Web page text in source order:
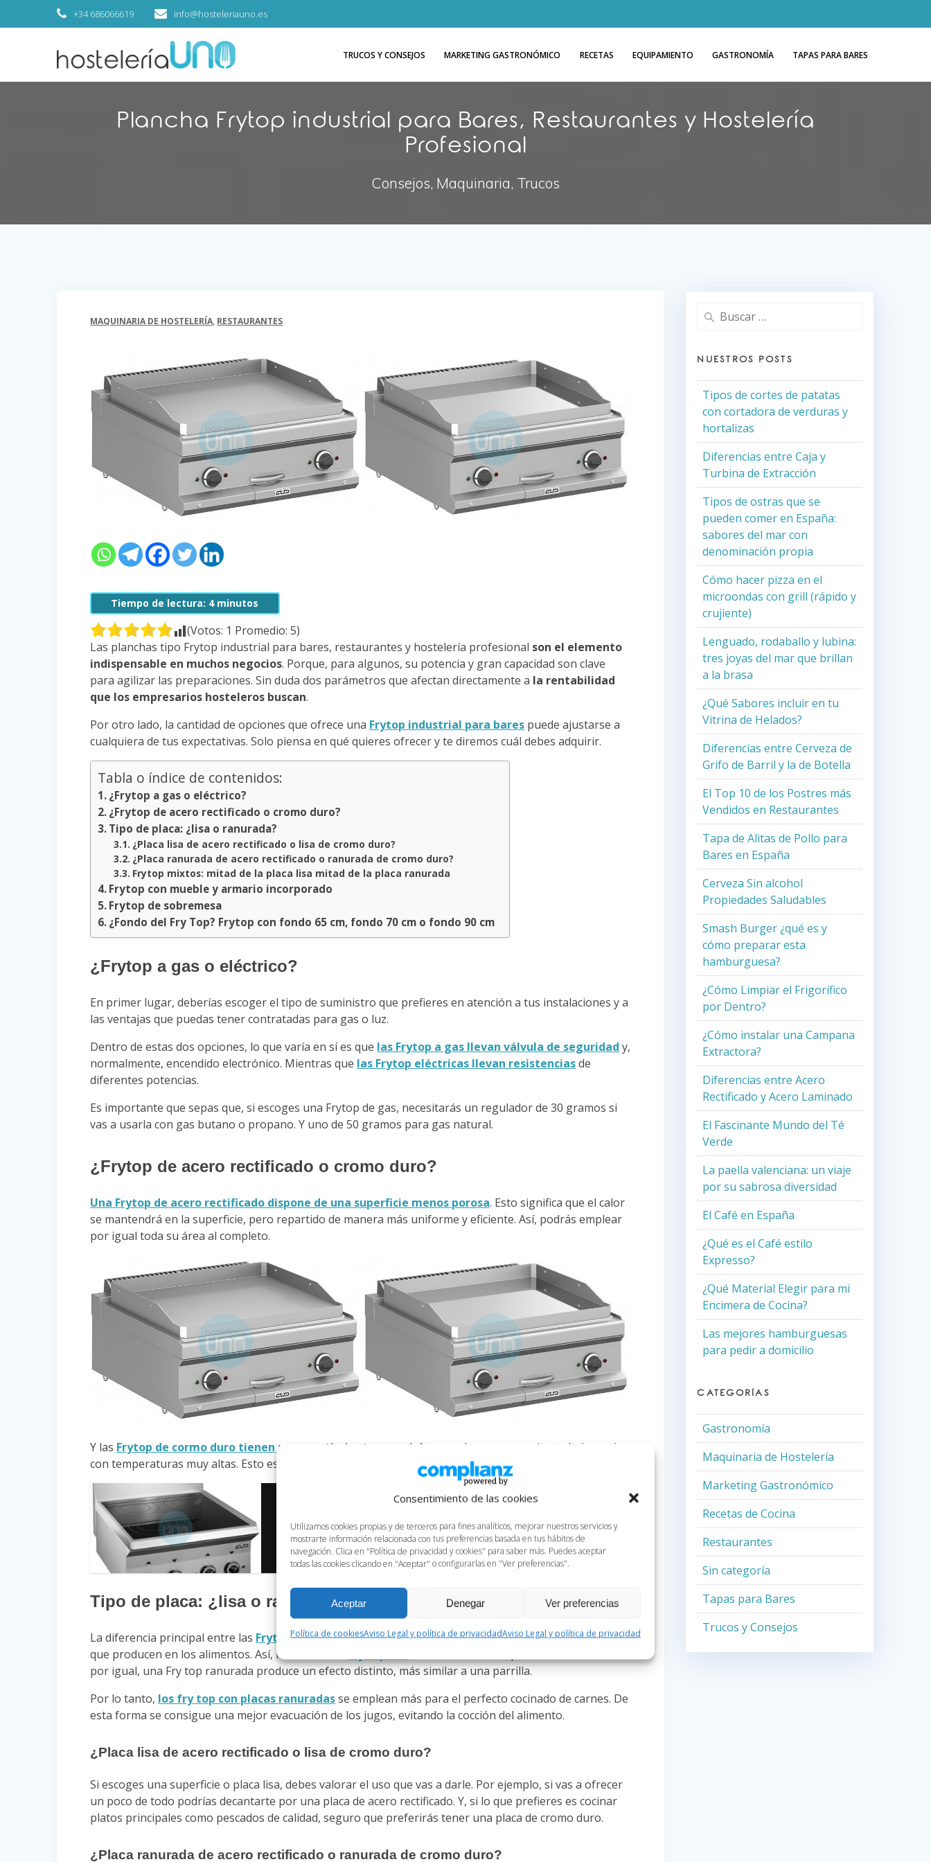
Consentimiento de las cookies
Utilizamos cookies propias y de terceros para fines analíticos, mejorar nuestros servicios y
mostrarte información relacionada con tus preferencias basada en tus hábitos de
navegación. Clica en "Política de privacidad y cookies" para saber más. Puedes aceptar
todas las cookies clicando en "Aceptar" o configurarlas en "Ver preferencias".
Aceptar Denegar Ver preferencias
Política de cookiesAviso Legal y política de privacidadAviso Legal y política de privacidad
+34 686066619 info@hosteleriauno.es
TRUCOS Y CONSEJOS MARKETING GASTRONÓMICO RECETAS EQUIPAMIENTO GASTRONOMÍA TAPAS PARA BARES
Plancha Frytop industrial para Bares, Restaurantes y Hostelería
Profesional
Consejos, Maquinaria, Trucos
MAQUINARIA DE HOSTELERÍA, RESTAURANTES
Tiempo de lectura: 4 minutos
(Votos: 1 Promedio:5)
Las planchas tipo Frytop industrial para bares, restaurantes y hostelería profesional son el elemento
indispensable en muchos negocios. Porque, para algunos, su potencia y gran capacidad son clave
para agilizar las preparaciones. Sin duda dos parámetros que afectan directamente a la rentabilidad
que los empresarios hosteleros buscan.
Por otro lado, la cantidad de opciones que ofrece una Frytop industrial para bares puede ajustarse a
cualquiera de tus expectativas. Solo piensa en qué quieres ofrecer y te diremos cuál debes adquirir.
Tabla o índice de contenidos:
¿Frytop a gas o eléctrico?
¿Frytop de acero rectificado o cromo duro?
Tipo de placa: ¿lisa o ranurada?
¿Placa lisa de acero rectificado o lisa de cromo duro?
¿Placa ranurada de acero rectificado o ranurada de cromo duro?
Frytop mixtos: mitad de la placa lisa mitad de la placa ranurada
Frytop con mueble y armario incorporado
Frytop de sobremesa
¿Fondo del Fry Top? Frytop con fondo 65 cm, fondo 70 cm o fondo 90 cm
¿Frytop a gas o eléctrico?
En primer lugar, deberías escoger el tipo de suministro que prefieres en atención a tus instalaciones y a
las ventajas que puedas tener contratadas para gas o luz.
Dentro de estas dos opciones, lo que varía en sí es que las Frytop a gas llevan válvula de seguridad y,
normalmente, encendido electrónico. Mientras que las Frytop eléctricas llevan resistenciasde
diferentes potencias.
Es importante que sepas que, si escoges una Frytop de gas, necesitarás un regulador de 30 gramos si
vas a usarla con gas butano o propano. Y uno de 50 gramos para gas natural.
¿Frytop de acero rectificado o cromo duro?
Una Frytop de acero rectificado dispone de una superficie menos porosa. Esto significa que el calor
se mantendrá en la superficie, pero repartido de manera más uniforme y eficiente. Así, podrás emplear
por igual toda su área al completo.
Y las Frytop de cormo duro tienen un revestimiento especial en su placa que permite trabajar mejor
con temperaturas muy altas. Esto es perfecto para cocinar de forma óptima pescados o verduras.
Post relacionado:
Cómo Limpiar la Vitrocerámica
Tipo de placa: ¿lisa o ranurada?
La diferencia principal entre las Frytop con placas lisaso las que llevan placas ranuradas es el efecto
que producen en los alimentos. Así, mientras una
por igual, una Fry top ranurada produce un efecto distinto, más similar a una parrilla.
Por lo tanto, los fry top con placas ranuradasse emplean más para el perfecto cocinado de carnes. De
esta forma se consigue una mejor evacuación de los jugos, evitando la cocción del alimento.
¿Placa lisa de acero rectificado o lisa de cromo duro?
Si escoges una superficie o placa lisa, debes valorar el uso que vas a darle. Por ejemplo, si vas a ofrecer
un poco de todo podrías decantarte por una placa de acero rectificado. Y, si lo que prefieres es cocinar
platos principales como pescados de calidad, seguro que preferirás tener una placa de cromo duro.
¿Placa ranurada de acero rectificado o ranurada de cromo duro?
Buscar:
NUESTROS POSTS
Tipos de cortes de patatas
con cortadora de verduras y
hortalizas
Diferencias entre Caja y
Turbina de Extracción
Tipos de ostras que se
pueden comer en España:
sabores del mar con
denominación propia
Cómo hacer pizza en el
microondas con grill (rápido y
crujiente)
Lenguado, rodaballo y lubina:
tres joyas del mar que brillan
a la brasa
¿Qué Sabores incluir en tu
Vitrina de Helados?
Diferencias entre Cerveza de
Grifo de Barril y la de Botella
El Top 10 de los Postres más
Vendidos en Restaurantes
Tapa de Alitas de Pollo para
Bares en España
Cerveza Sin alcohol
Propiedades Saludables
Smash Burger ¿qué es y
cómo preparar esta
hamburguesa?
¿Cómo Limpiar el Frigorífico
por Dentro?
¿Cómo instalar una Campana
Extractora?
Diferencias entre Acero
Rectificado y Acero Laminado
El Fascinante Mundo del Té
Verde
La paella valenciana: un viaje
por su sabrosa diversidad
El Café en España
¿Qué es el Café estilo
Expresso?
¿Qué Material Elegir para mi
Encimera de Cocina?
Las mejores hamburguesas
para pedir a domicilio
CATEGORÍAS
Gastronomía
Maquinaria de Hostelería
Marketing Gastronómico
Recetas de Cocina
Restaurantes
Sin categoría
Tapas para Bares
Trucos y Consejos